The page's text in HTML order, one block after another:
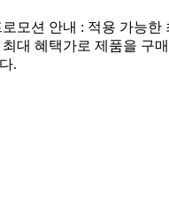
모션 안내 : 적용 가능한
대 혜택가로 제품을 구
.